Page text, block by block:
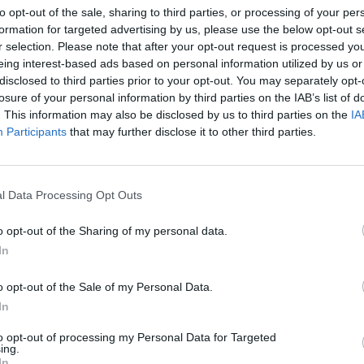
opt-out of the sale, sharing to third parties, or processing of your
for targeted advertising by us, please use the below opt-out
selection. Please note that after your opt-out request is processed
interest-based ads based on personal information utilized by us
to third parties prior to your opt-out. You may separately
of your personal information by third parties on the IAB’s list of
This information may also be disclosed by us to third parties on the
Participants that may further disclose it to other third parties.
Data Processing Opt Outs
opt-out of the Sharing of my personal data.
opt-out of the Sale of my Personal Data.
opt-out of processing my Personal Data for Targeted
e il direttore Giovanna Anelli.
A Palatium menù con tre T tipico,
3All'enoteca regionale Palatium
il Natale si festeggia con 3 T, acronimo
tradizione, che fanno rima con la
L'Enoteca Regionale rivoluziona la
due linee di cucina, una per il pranzo ed
con pietanze e proposte
differenti, a misura di tasca. E
per le feste con un costo massimo di 8
low cost. Al piano superiore,
il menu del pranzo ed un
con quattro menu fissi:
3-4 ispirati dalla filosofia di enoteca ma
più contenuto. «L'idea di spalmare
livelli coniuga la filosofia
Rudy Giuliani a Come States?